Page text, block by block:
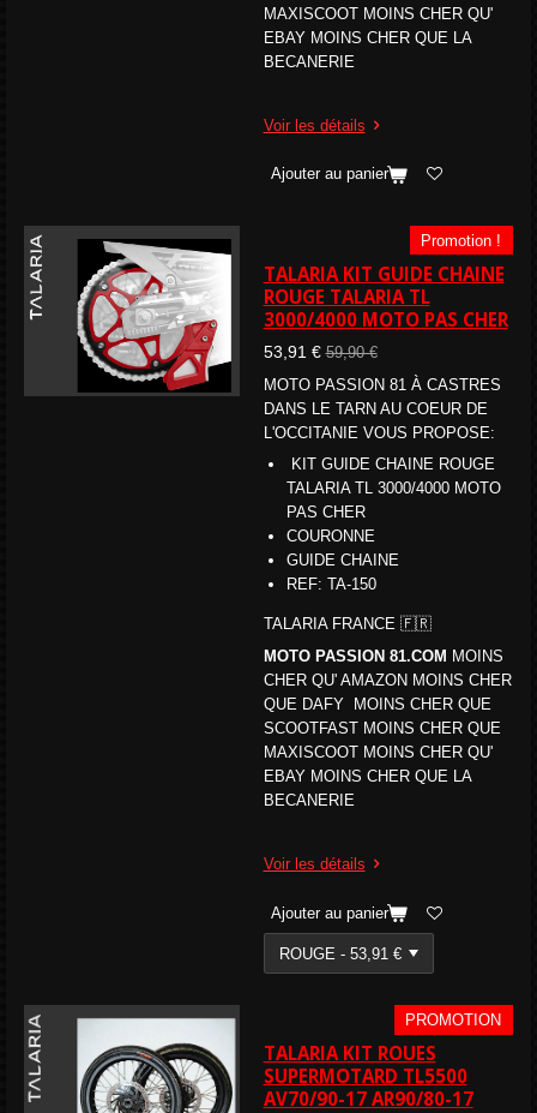
MAXISCOOT MOINS CHER QU'
EBAY MOINS CHER QUE LA
BECANERIE
Voir les détails
Ajouter au panier
Promotion !
TALARIA KIT GUIDE CHAINE
ROUGE TALARIA TL
3000/4000 MOTO PAS CHER
53,91 € 59,90 €
MOTO PASSION 81 À CASTRES
DANS LE TARN AU COEUR DE
L'OCCITANIE VOUS PROPOSE:
KIT GUIDE CHAINE ROUGE
TALARIA TL 3000/4000 MOTO
PAS CHER
COURONNE
GUIDE CHAINE
REF: TA-150
TALARIA FRANCE 🇫🇷
MOTO PASSION 81.COM MOINS
CHER QU' AMAZON MOINS CHER
QUE DAFY MOINS CHER QUE
SCOOTFAST MOINS CHER QUE
MAXISCOOT MOINS CHER QU'
EBAY MOINS CHER QUE LA
BECANERIE
Voir les détails
Ajouter au panier
PROMOTION
TALARIA KIT ROUES
SUPERMOTARD TL5500
AV70/90-17 AR90/80-17